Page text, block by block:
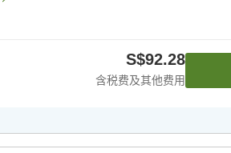
S$92.28
含税费及其他费用